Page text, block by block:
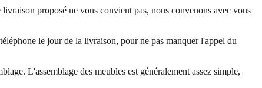
proposé ne vous convient pas, nous convenons avec vous
le jour de la livraison, pour ne pas manquer l'appel du
L'assemblage des meubles est généralement assez simple,